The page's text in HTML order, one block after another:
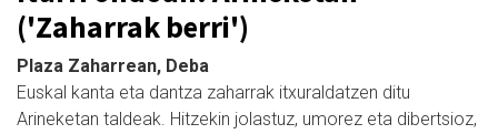
('Zaharrak berri')
Plaza Zaharrean, Deba
Euskal kanta eta dantza zaharrak itxuraldatzen ditu
Arineketan taldeak. Hitzekin jolastuz, umorez eta dibertsioz,